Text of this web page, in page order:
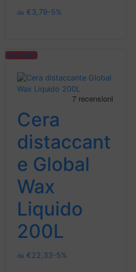
da €3,79-5%
In Offerta
Cera
distaccant
e Global
Wax
Liquido
200L
da €22,33-5%